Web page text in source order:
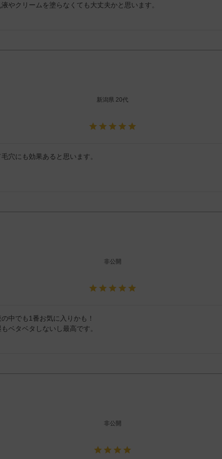
やクリームを塗らなくても大丈夫かと思います。
新潟県 20代
穴にも効果あると思います。
非公開
中でも1番お気に入りかも！
ベタベタしないし最高です。
非公開